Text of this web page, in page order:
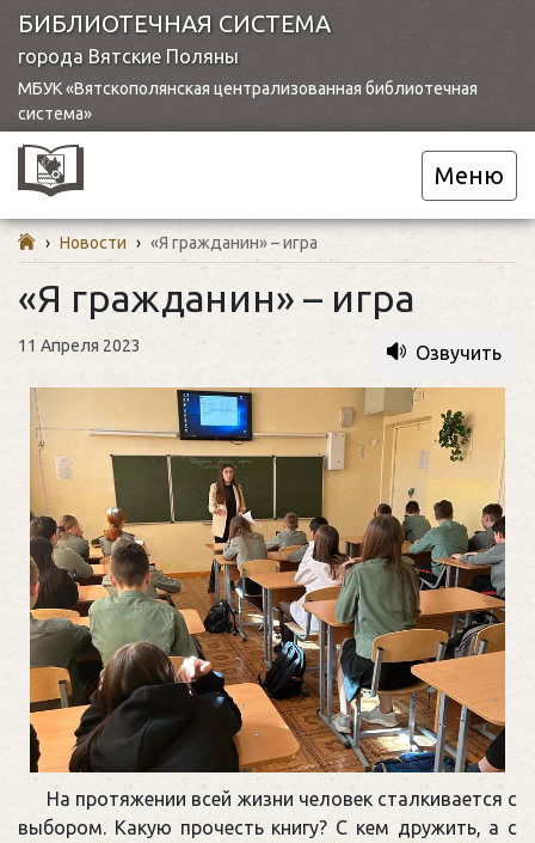
БИБЛИОТЕЧНАЯ СИСТЕМА
города Вятские Поляны
МБУК «Вятскополянская централизованная библиотечная
система»
Меню
› Новости › «Я гражданин» – игра
«Я гражданин» – игра
11 Апреля 2023 Озвучить
На протяжении всей жизни человек сталкивается с
выбором. Какую прочесть книгу? С кем дружить, а с